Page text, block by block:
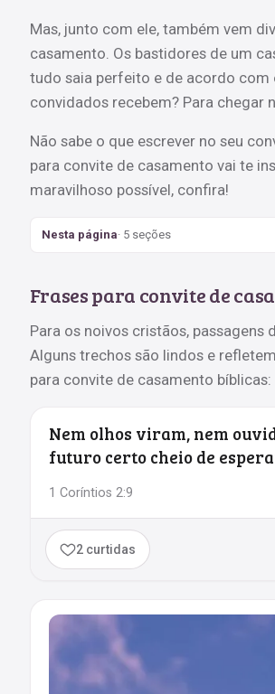
Mas, junto com ele, também vem
casamento. Os bastidores de um
tudo saia perfeito e de acordo com
convidados recebem? Para chegar
Não sabe o que escrever no seu
para convite de casamento vai te
maravilhoso possível, confira!
Nesta página· 5 seções
Frases para convite de
Para os noivos cristãos, passagens
Alguns trechos são lindos e
para convite de casamento bíblicas:
Nem olhos viram, nem
futuro certo cheio de
1 Coríntios 2:9
2 curtidas